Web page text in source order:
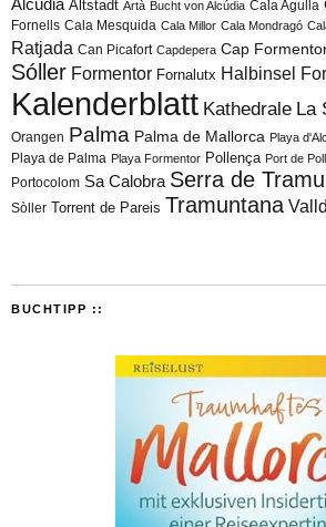
Altstadt Artà Bucht von Alcúdia Cala Agulla
Fornells Cala Mesquida Cala Millor Cala Mondragó
Ratjada Can Picafort Capdepera Cap
Sóller Formentor Fornalutx Halbinsel
Kalenderblatt Kathedrale La
Orangen Palma Palma de Mallorca Playa
Playa de Palma Playa Formentor Pollença Port de
Portocolom Sa Calobra Serra de
Sòller Torrent de Pareis Tramuntana
BUCHTIPP ::